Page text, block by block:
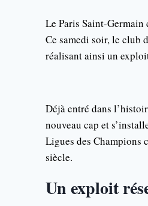
Le Paris Saint-
Ce samedi soir, le club
réalisant ainsi un
Déjà entré dans
nouveau cap et
Ligues des Champions
siècle.
Un exploit